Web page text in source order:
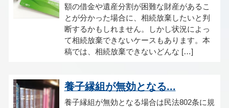
額の借金や遺産分割が困難な財産があるこ
とが分かった場合に、相続放棄したいと判
断するかもしれません。しかし状況によっ
て相続放棄できないケースもあります。本
稿では、相続放棄できないどんな […]
養子縁組が無効となる...
養子縁組が無効となる場合は民法802条に規